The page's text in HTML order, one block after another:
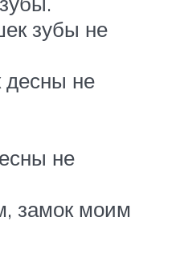
зубы не
не
не
замок моим